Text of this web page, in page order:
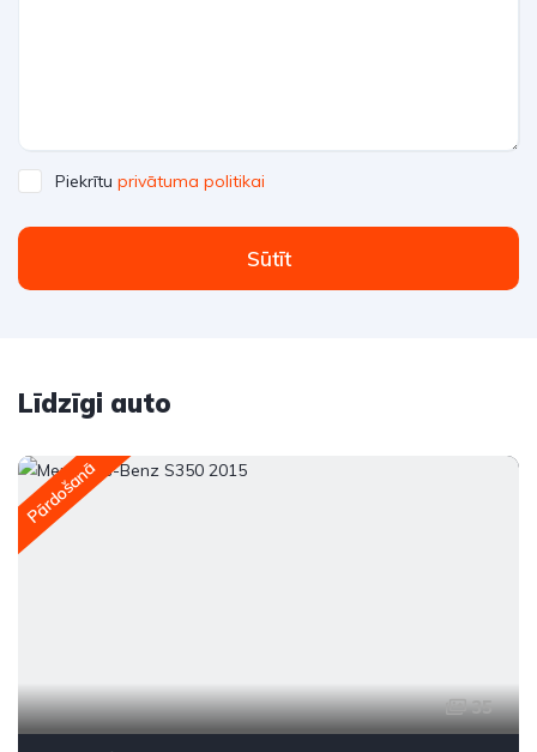
Piekrītu privātuma politikai
Sūtīt
Līdzīgi auto
Pārdošanā
35